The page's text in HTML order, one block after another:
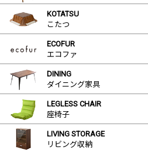
KOTATSU
こたつ
ECOFUR
エコファ
DINING
ダイニング家具
LEGLESS CHAIR
座椅子
LIVING STORAGE
リビング収納